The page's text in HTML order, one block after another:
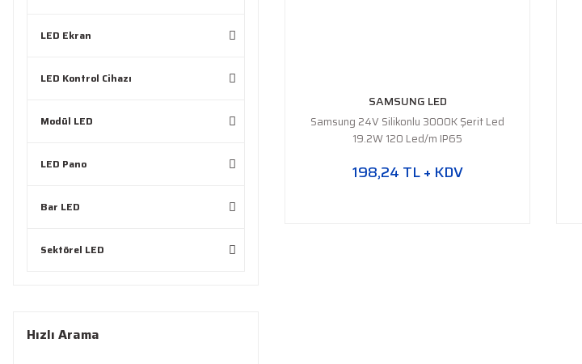
LED Ekran
LED Kontrol Cihazı
Modül LED
LED Pano
Bar LED
Sektörel LED
Hızlı Arama
SAMSUNG LED
Samsung 24V Silikonlu 3000K Şerit Led
19.2W 120 Led/m IP65
198,24 TL + KDV